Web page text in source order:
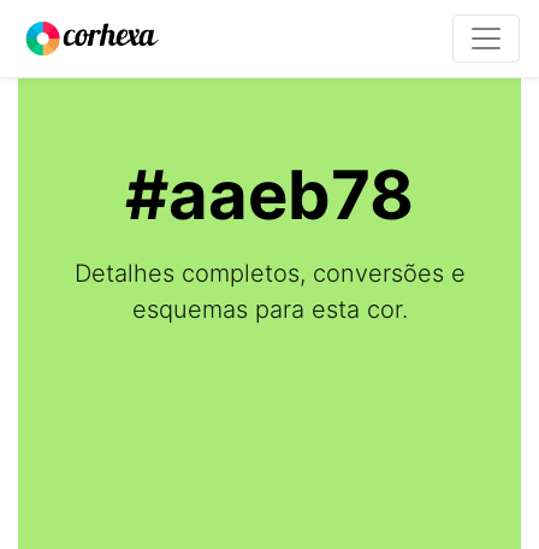
#aaeb78
Detalhes completos, conversões e
esquemas para esta cor.